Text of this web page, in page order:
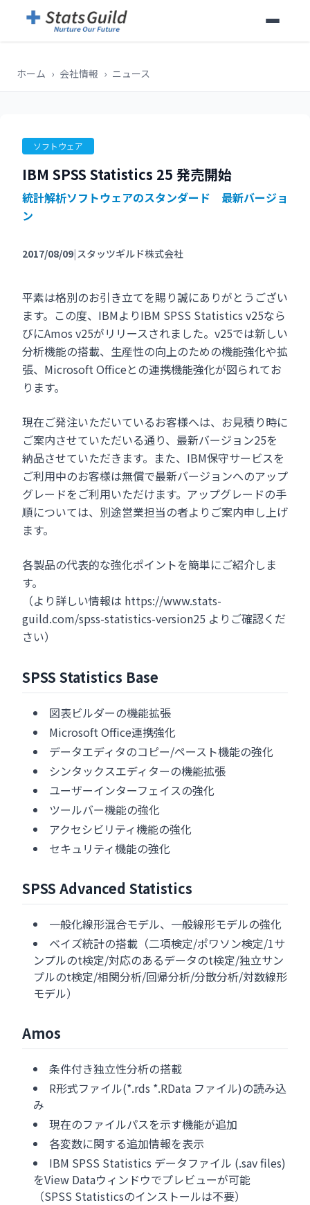
ホーム › 会社情報 › ニュース
ソフトウェア
IBM SPSS Statistics 25 発売開始
統計解析ソフトウェアのスタンダード 最新バージョ
ン
2017/08/09|スタッツギルド株式会社
平素は格別のお引き立てを賜り誠にありがとうござい
ます。この度、IBMよりIBM SPSS Statistics v25なら
びにAmos v25がリリースされました。v25では新しい
分析機能の搭載、生産性の向上のための機能強化や拡
張、Microsoft Officeとの連携機能強化が図られてお
ります。
現在ご発注いただいているお客様へは、お見積り時に
ご案内させていただいる通り、最新バージョン25を
納品させていただきます。また、IBM保守サービスを
ご利用中のお客様は無償で最新バージョンへのアップ
グレードをご利用いただけます。アップグレードの手
順については、別途営業担当の者よりご案内申し上げ
ます。
各製品の代表的な強化ポイントを簡単にご紹介しま
す。
（より詳しい情報は https://www.stats-
guild.com/spss-statistics-version25 よりご確認くだ
さい）
SPSS Statistics Base
図表ビルダーの機能拡張
Microsoft Office連携強化
データエディタのコピー/ペースト機能の強化
シンタックスエディターの機能拡張
ユーザーインターフェイスの強化
ツールバー機能の強化
アクセシビリティ機能の強化
セキュリティ機能の強化
SPSS Advanced Statistics
一般化線形混合モデル、一般線形モデルの強化
ベイズ統計の搭載（二項検定/ポワソン検定/1サ
ンプルのt検定/対応のあるデータのt検定/独立サン
プルのt検定/相関分析/回帰分析/分散分析/対数線形
モデル）
Amos
条件付き独立性分析の搭載
R形式ファイル(*.rds *.RData ファイル)の読み込
み
現在のファイルパスを示す機能が追加
各変数に関する追加情報を表示
IBM SPSS Statistics データファイル (.sav files)
をView Dataウィンドウでプレビューが可能
（SPSS Statisticsのインストールは不要）